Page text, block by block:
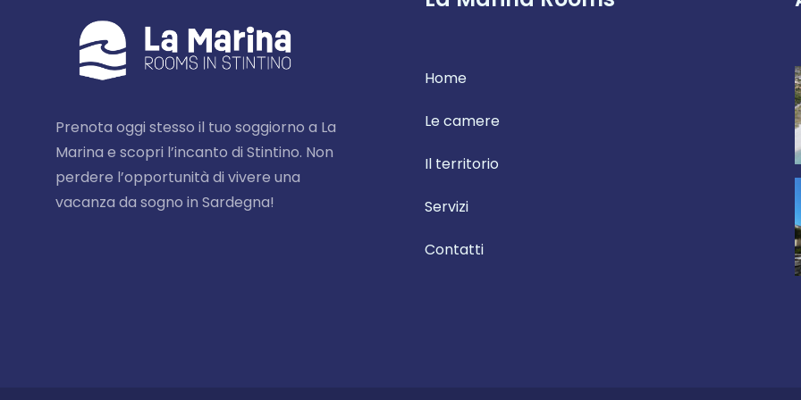
Prenota oggi stesso il tuo soggiorno a La
Marina e scopri l’incanto di Stintino. Non
perdere l’opportunità di vivere una
vacanza da sogno in Sardegna!
Home
Le camere
Il territorio
Servizi
Contatti